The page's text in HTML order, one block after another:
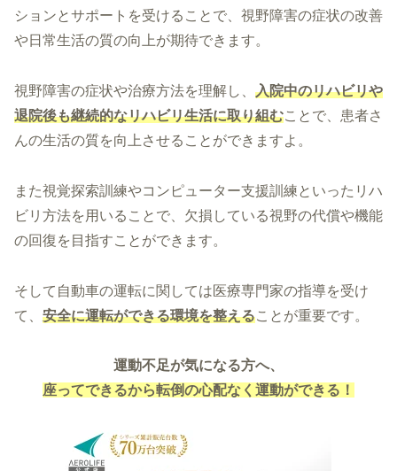
ションとサポートを受けることで、視野障害の症状の改善
や日常生活の質の向上が期待できます。
視野障害の症状や治療方法を理解し、 入院中のリハビリや
退院後も継続的なリハビリ生活に取り組むことで、患者さ
んの生活の質を向上させることができますよ。
また視覚探索訓練やコンピューター支援訓練といったリハ
ビリ方法を用いることで、欠損している視野の代償や機能
の回復を目指すことができます。
そして自動車の運転に関しては医療専門家の指導を受け
て、 安全に運転ができる環境を整えることが重要です。
運動不足が気になる方へ、
座ってできるから転倒の心配なく運動ができる！